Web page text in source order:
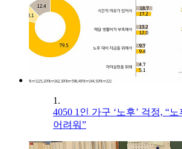
1.
4050 1인 가구 ‘노후’ 걱정, “
어려워”